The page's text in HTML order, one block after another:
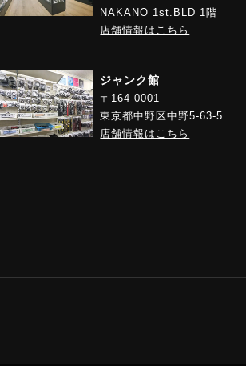
NAKANO 1st.BLD 1階
店舗情報はこちら
ジャンク館
〒164-0001
東京都中野区中野5-63-5
店舗情報はこちら